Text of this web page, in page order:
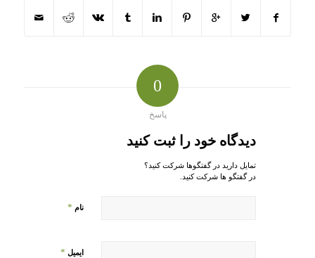
0
پاسخ
دیدگاه خود را ثبت کنید
تمایل دارید در گفتگوها شرکت کنید؟
در گفتگو ها شرکت کنید.
نام *
ایمیل *